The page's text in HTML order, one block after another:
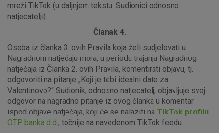
mreži TikTok (u daljnjem tekstu: Sudionici odnosno
natjecatelji).
Članak 4.
Osoba iz članka 3. ovih Pravila koja želi sudjelovati u
Nagradnom natječaju mora, u periodu trajanja Nagradnog
natječaja iz Članka 2. ovih Pravila, komentirati objavu, tj.
odgovoriti na pitanje „Koji je tebi idealni date za
Valentinovo?“ Sudionik, odnosno natjecatelj, objavljuje svoj
odgovor na nagradno pitanje iz ovog članka u komentar
ispod objave natječaja, koji će se nalaziti na TikTok profilu
OTP banka d.d. , točnije na navedenom TikTok feedu.